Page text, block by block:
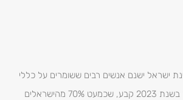
ישראל ישנם אנשים רבים ששומרים על כללי
הכשרות. סקר שנערך בשנת 2023 קבע, שכמעט 70% מהישראלים